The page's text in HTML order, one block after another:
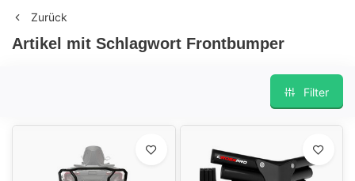
Zurück
Artikel mit Schlagwort Frontbumper
Filter